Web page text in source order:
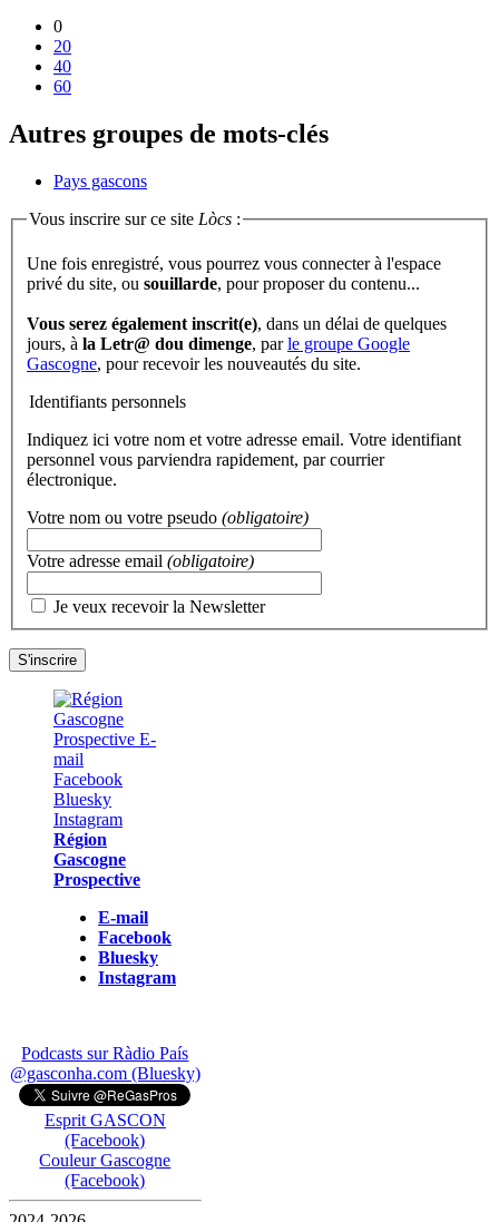
0
20
40
60
Autres groupes de mots-clés
Pays gascons
Vous inscrire sur ce site Lòcs :
Une fois enregistré, vous pourrez vous connecter à l'espace
privé du site, ou souillarde , pour proposer du contenu...
Vous serez également inscrit(e), dans un délai de quelques
jours, à la Letr@ dou dimenge, parle groupe Google
Gascogne, pour recevoir les nouveautés du site.
Identifiants personnels
Indiquez ici votre nom et votre adresse email. Votre identifiant
personnel vous parviendra rapidement, par courrier
électronique.
Votre nom ou votre pseudo (obligatoire)
Votre adresse email (obligatoire)
Je veux recevoir la Newsletter
Région
Gascogne
Prospective
E-mail
Facebook
Bluesky
Instagram
Podcasts sur Ràdio País
@gasconha.com (Bluesky)
Esprit GASCON
(Facebook)
Couleur Gascogne
(Facebook)